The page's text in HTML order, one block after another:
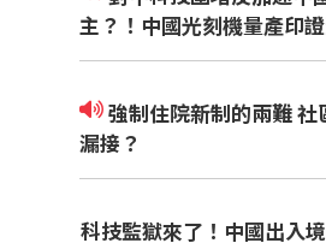
主？！中國光刻機量產印
點
強制住院新制的兩難 社區如何不
漏接？
科技監獄來了！中國出入